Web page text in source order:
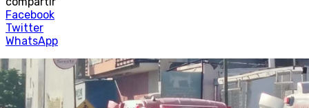
Facebook
Twitter
WhatsApp